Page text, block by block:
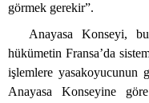
görmek gerekir”.
Anayasa Konseyi,
hükümetin Fransa’da
işlemlere yasakoyucunun
Anayasa Konseyine